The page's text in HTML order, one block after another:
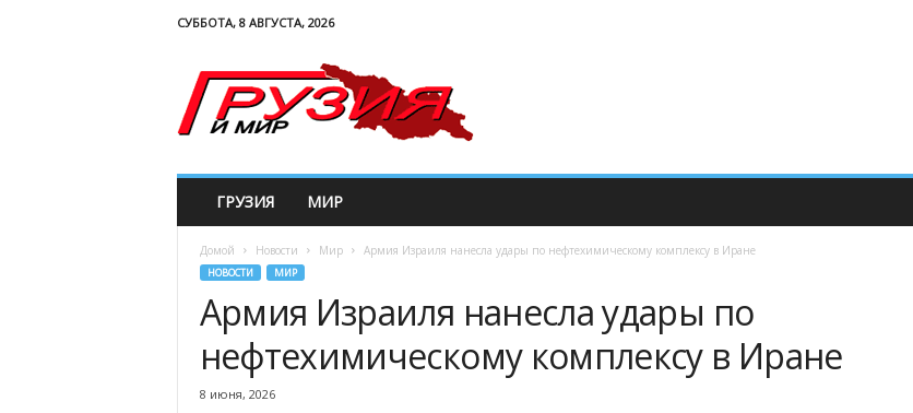
СУББОТА, 8 АВГУСТА, 2026
o
ГРУЗИЯ МИР
Домой Новости Мир Армия Израиля нанесла удары по нефтехимическому комплексу в Иране
НОВОСТИ МИР
Армия Израиля нанесла удары по
нефтехимическому комплексу в Иране
8 июня, 2026